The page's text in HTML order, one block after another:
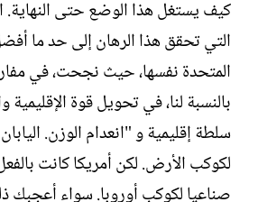
كيف يستغل هذا الوضع حتى النهاية.
التي تحقق هذا الرهان إلى حد ما
المتحدة نفسها، حيث نجحت، في
بالنسبة لنا، في تحويل قوة الإقليمية
سلطة إقليمية و "انعدام الوزن.
لكوكب الأرض. لكن أمريكا كانت
صناعيا لكوكب أوروبا. سواء أعجبك